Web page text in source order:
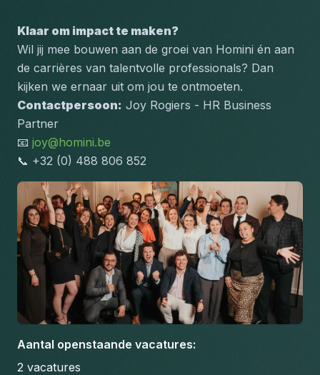
Klaar om impact te maken?
Wil jij mee bouwen aan de groei van Homini én aan
de carrières van talentvolle professionals? Dan
kijken we ernaar uit om jou te ontmoeten.
Contactpersoon: Joy Rogiers - HR Business
Partner
📧 joy@homini.be
📞 +32 (0) 488 806 852
Aantal openstaande vacatures:
2 vacatures